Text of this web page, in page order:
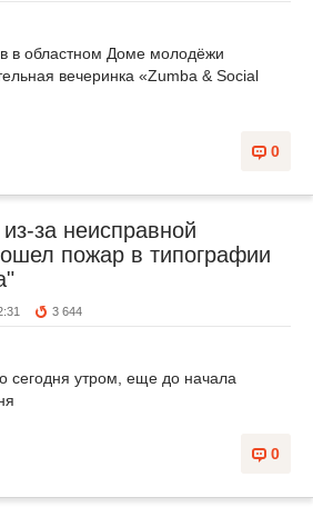
в областном Доме молодёжи
вечеринка «Zumba & Social
0
за неисправной
пожар в типографии
3 644
сегодня утром, еще до начала
0